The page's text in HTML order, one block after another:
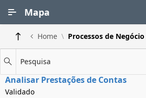
Mapa
Home Processos de Negócio
Pesquisa
Analisar Prestações de Contas
Validado